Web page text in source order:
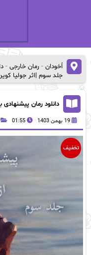
اُخودان- رمان خارجی-
جلد سوم |اثر جولیا
دانلود رمان
19 بهمن 1403 01:55
تخفیف